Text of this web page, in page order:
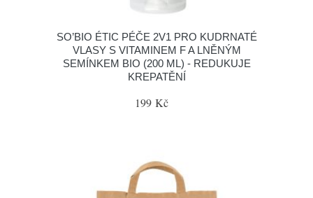
SO’BIO ÉTIC PÉČE 2V1 PRO KUDRNATÉ
VLASY S VITAMINEM F A LNĚNÝM
SEMÍNKEM BIO (200 ML) - REDUKUJE
KREPATĚNÍ
199 Kč